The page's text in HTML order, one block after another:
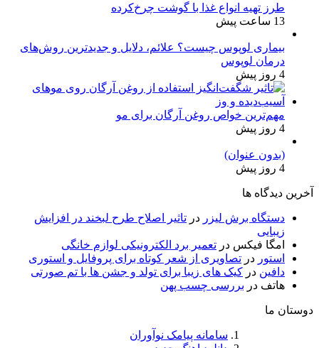
طرز تهیه انواع غذا با گوشت چرخ‌کرده
13 ساعت پیش
بیماری لوپوس چیست؟ علائم، دلایل و جدیدترین روش‌های
درمان لوپوس
4 روز پیش
مهم‌ترین خواص روغن آرگان برای مو
4 روز پیش
(بدون عنوان)
4 روز پیش
آخرین دیدگاه ها
دستگاه برش لیزر در تاثیر اصلاح طرح لبخند در افزایش
زیبایی
امگا فیکس در تعمیر برد الکترونیکی لوازم خانگی
استور در تصاویری از شعر کوتاه برای پروفایل و استوری
دافین در کیک های زیبا برای تولد و جشن ها با تم صورتی
هاتف در بررسی چسب پهن
دوستان ما
سامانه پیامک نوآوران